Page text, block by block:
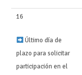
16
Último día de
plazo para solicitar
participación en el